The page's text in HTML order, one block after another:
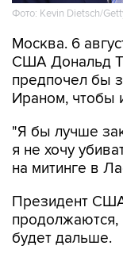
Фото: Kevin Dietsch/
Москва. 6
США Дональд
предпочел бы
Ираном, чтобы
"Я бы лучше
я не хочу
на митинге в
Президент
продолжаются,
будет дальше.